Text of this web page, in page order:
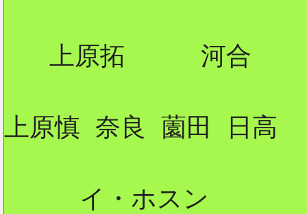
   上原拓     河合
上原慎 奈良 薗田 日高
     イ・ホスン